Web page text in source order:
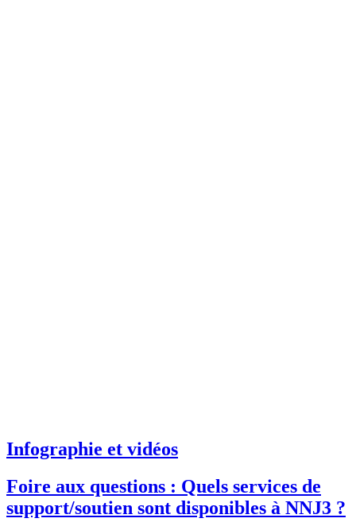
Infographie et vidéos
Foire aux questions : Quels services de
support/soutien sont disponibles à NNJ3 ?